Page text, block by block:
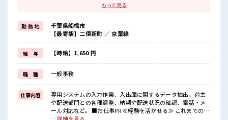
≪無理なく働ける≫
場合によってはお願いすることもありますが、
残業はほとんどナシ！
≪完全週休二日制≫
週末は家族や友人と一緒にプライベート満喫！
≪ラクラク制服アリ≫
制服があるので、
毎日の服装の悩み解消♪
≪自分に向いている仕事が探せる≫
困った事などがあれば、
担当がしっかりサポートします！
■職場の雰囲気
もっと見る
勤 務 地
千葉県船橋市
【最寄駅】二俣新町 ／ 京葉線
給 与 【時給】1,650 円
職 種 一般事務
仕事内容
専用システムの入力作業、入出庫に関するデータ抽出、荷主
や配送部門との各種調整、納期や配送状況の確認、電話・メ
ール対応など。 ■お仕事PR ≪経験を活かせる≫ これまでの経